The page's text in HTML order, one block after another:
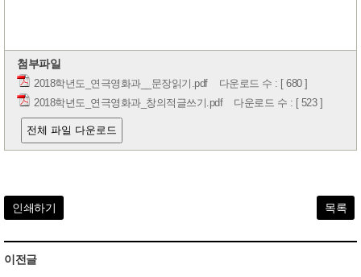
첨부파일
2018학년도_연극영화과__문장읽기.pdf다운로드 수 : [ 680 ]
2018학년도_연극영화과_창의적글쓰기.pdf다운로드 수 : [ 523 ]
전체 파일 다운로드
인쇄하기 목록
이전글